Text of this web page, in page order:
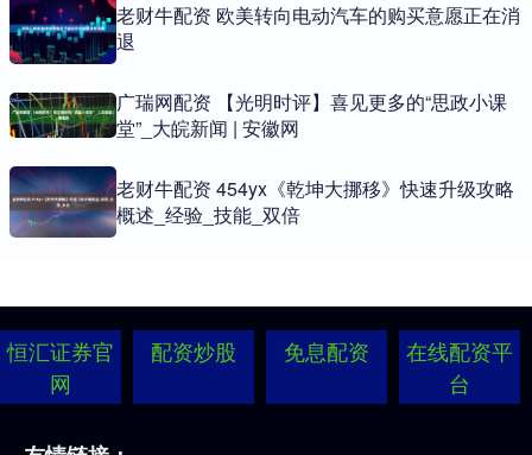
老财牛配资 欧美转向电动汽车的购买意愿正在消
退
广瑞网配资 【光明时评】喜见更多的“思政小课
堂”_大皖新闻 | 安徽网
老财牛配资 454yx《乾坤大挪移》快速升级攻略
概述_经验_技能_双倍
恒汇证券官
网
配资炒股 免息配资
在线配资平
台